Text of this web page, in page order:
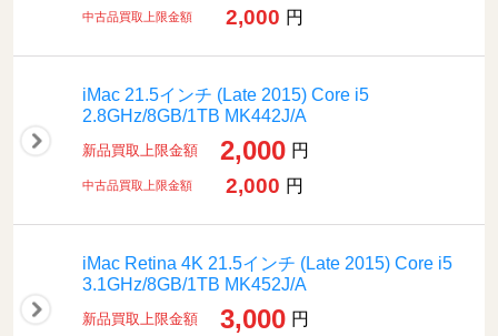
中古品買取上限金額 2,000 円
iMac 21.5インチ (Late 2015) Core i5
2.8GHz/8GB/1TB MK442J/A
新品買取上限金額 2,000 円
中古品買取上限金額 2,000 円
iMac Retina 4K 21.5インチ (Late 2015) Core i5
3.1GHz/8GB/1TB MK452J/A
新品買取上限金額 3,000 円